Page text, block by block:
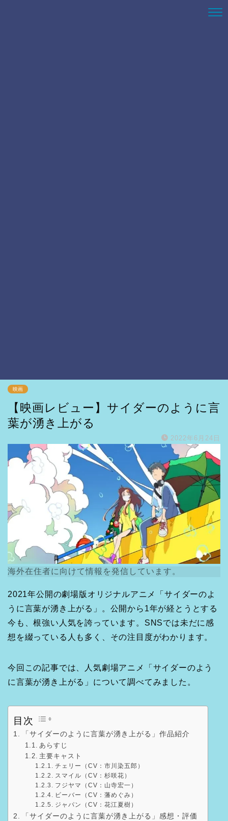
映画
【映画レビュー】サイダーのように言
葉が湧き上がる
2022年6月24日
海外在住者に向けて情報を発信しています。
2021年公開の劇場版オリジナルアニメ「サイダーのよ
うに言葉が湧き上がる」。公開から1年が経とうとする
今も、根強い人気を誇っています。SNSでは未だに感
想を綴っている人も多く、その注目度がわかります。
今回この記事では、人気劇場アニメ「サイダーのよう
に言葉が湧き上がる」について調べてみました。
目次
「サイダーのように言葉が湧き上がる」作品紹介
あらすじ
主要キャスト
チェリー（CV：市川染五郎）
スマイル（CV：杉咲花）
フジヤマ（CV：山寺宏一）
ビーバー（CV：藩めぐみ）
ジャパン（CV：花江夏樹）
「サイダーのように言葉が湧き上がる」感想・評価